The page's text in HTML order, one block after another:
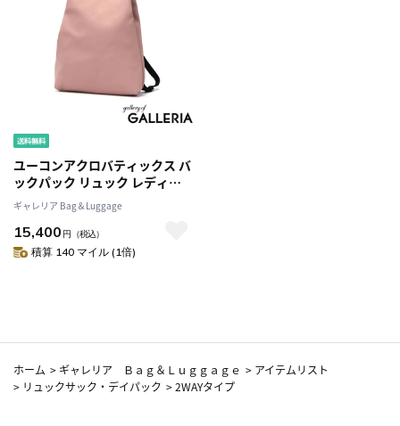
ユーコンアクロバティックス バ
ックパック リュック レディー
ス UCON ACROBATICS トート
リュックサック 肩掛け ショル
ダー トート カジュアル おしゃ
れ 大人 ビジネス 旅行 防水 軽量
ギャレリア Bag＆Luggage
15,400 円 （税込）
積算 140 マイル (1倍)
ホーム > ギャレリア Ｂａｇ＆Ｌｕｇｇａｇｅ > アイテムリスト
> リュックサック・デイパック >2WAYタイプ